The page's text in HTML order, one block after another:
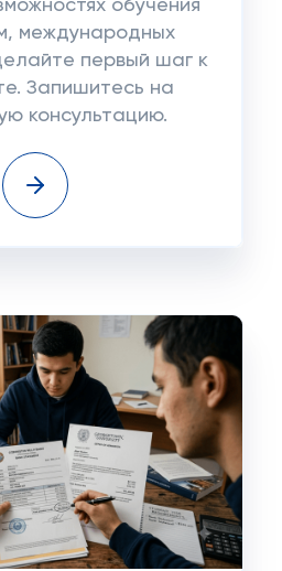
обучения
международных
первый шаг к
Запишитесь на
консультацию.